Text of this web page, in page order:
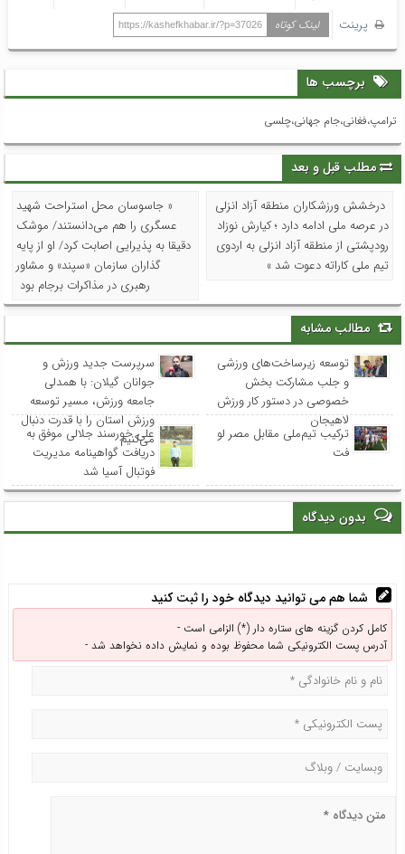
پرینت
لینک کوتاه https://kashefkhabar.ir/?p=37026
برچسب ها
ترامپ،فغانی،جام جهانی،چلسی
مطلب قبل و بعد
درخشش ورزشکاران منطقه آزاد انزلی
در عرصه ملی ادامه دارد ؛ کیارش نوزاد
رودپشتی از منطقه آزاد انزلی به اردوی
تیم ملی کاراته دعوت شد »
« جاسوسان محل استراحت شهید
عسگری را هم می‌دانستند/ موشک
دقیقا به پذیرایی اصابت کرد/ او از پایه
گذاران سازمان «سپند» و مشاور
رهبری در مذاکرات برجام بود
مطالب مشابه
توسعه زیرساخت‌های ورزشی
و جلب مشارکت بخش
خصوصی در دستور کار ورزش
لاهیجان
سرپرست جدید ورزش و
جوانان گیلان: با همدلی
جامعه ورزش، مسیر توسعه
ورزش استان را با قدرت دنبال
می‌کنیم
ترکیب تیم‌ملی مقابل مصر لو
فت
علی خورسند جلالی موفق به
دریافت گواهینامه مدیریت
فوتبال آسیا شد
بدون دیدگاه
شما هم می توانید دیدگاه خود را ثبت کنید
کامل کردن گزینه های ستاره دار (*) الزامی است -
آدرس پست الکترونیکی شما محفوظ بوده و نمایش داده نخواهد شد -